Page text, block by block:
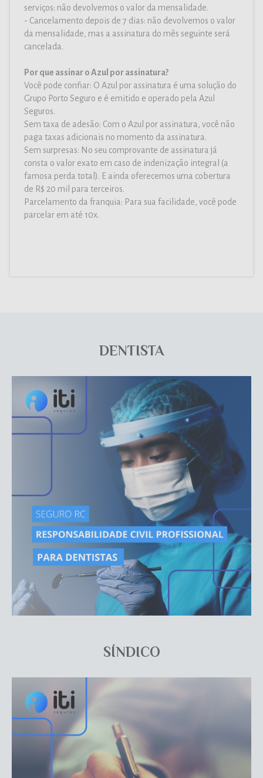
serviços: não devolvemos o valor da mensalidade.
- Cancelamento depois de 7 dias: não devolvemos o valor
da mensalidade, mas a assinatura do mês seguinte será
cancelada.
Por que assinar o Azul por assinatura?
Você pode confiar: O Azul por assinatura é uma solução do
Grupo Porto Seguro e é emitido e operado pela Azul
Seguros.
Sem taxa de adesão: Com o Azul por assinatura, você não
paga taxas adicionais no momento da assinatura.
Sem surpresas: No seu comprovante de assinatura já
consta o valor exato em caso de indenização integral (a
famosa perda total). E ainda oferecemos uma cobertura
de R$ 20 mil para terceiros.
Parcelamento da franquia: Para sua facilidade, você pode
parcelar em até 10x.
DENTISTA
SÍNDICO